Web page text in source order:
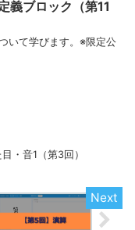
義ブロック（第11
いて学びます。※限定公
・音1（第3回）